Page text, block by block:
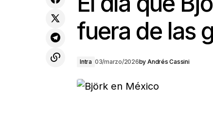
fuera de las
Intra 03/marzo/2026by Andrés Cassini